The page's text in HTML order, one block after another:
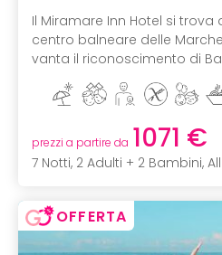
Il Miramare Inn Hotel si
centro balneare delle
vanta il riconoscimento di
prezzi a partire da 1071 €
7 Notti, 2 Adulti + 2 Bambini,
OFFERTA